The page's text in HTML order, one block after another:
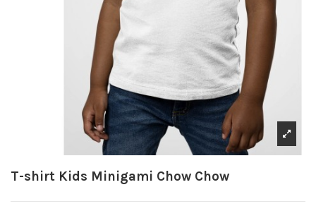
T-shirt Kids Minigami Chow Chow